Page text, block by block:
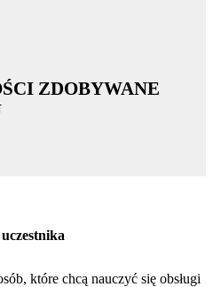
ZDOBYWANE
które chcą nauczyć się obsługi